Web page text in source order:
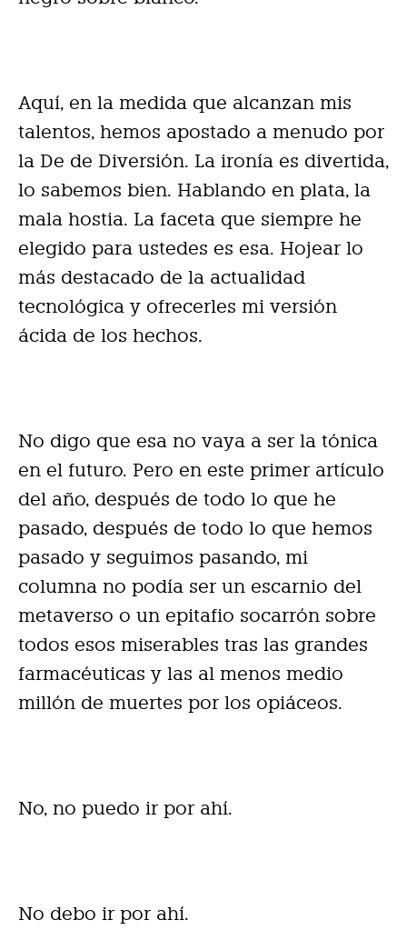
Aquí, en la medida que alcanzan mis
talentos, hemos apostado a menudo por
la De de Diversión. La ironía es divertida,
lo sabemos bien. Hablando en plata, la
mala hostia. La faceta que siempre he
elegido para ustedes es esa. Hojear lo
más destacado de la actualidad
tecnológica y ofrecerles mi versión
ácida de los hechos.
No digo que esa no vaya a ser la tónica
en el futuro. Pero en este primer artículo
del año, después de todo lo que he
pasado, después de todo lo que hemos
pasado y seguimos pasando, mi
columna no podía ser un escarnio del
metaverso o un epitafio socarrón sobre
todos esos miserables tras las grandes
farmacéuticas y las al menos medio
millón de muertes por los opiáceos.
No, no puedo ir por ahí.
No debo ir por ahí.